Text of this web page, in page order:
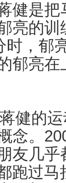
健是
亮的
时，郁
郁亮
健的
念。
友几
跑过